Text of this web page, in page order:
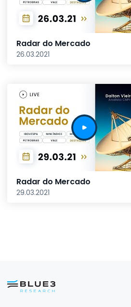
Radar do Mercado
26.03.2021
Radar do Mercado
29.03.2021